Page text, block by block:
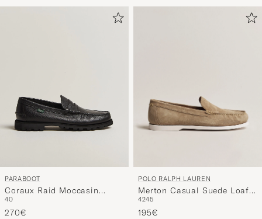
PARABOOT
Coraux Raid Moccasin
Black
40
270€
POLO RALPH LAUREN
Merton Casual Suede Loafer
Dirty Buck
4245
195€